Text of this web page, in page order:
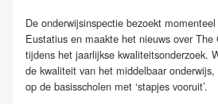
De onderwijsinspectie bezoekt
Eustatius en maakte het nieuws over The
tijdens het jaarlijkse kwaliteitsonderzoek.
de kwaliteit van het middelbaar
op de basisscholen met ‘stapjes vooruit’.